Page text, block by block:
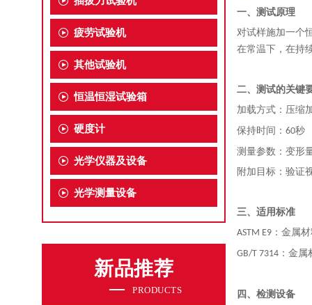
疲劳试验机
其他试验机
恒温恒湿试验箱
硬度计
光学仪器及设备
光学测量设备
新品推荐
PRODUCTS
一、 测试原理
对试样施加一个
在常温下，在持
二、 测试的关键
加载方式：压缩
保持时间： 60秒
测量参数：变形
附加目标：验证
三、 适用标准
ASTM E9：金属
GB/T 7314：金属
四、 检测设备